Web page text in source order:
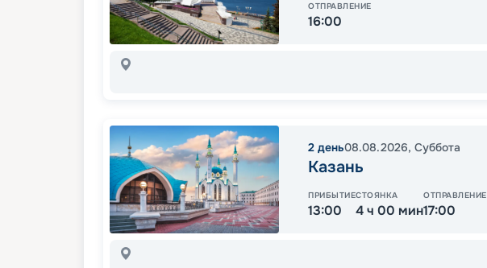
ОТПРАВЛЕНИЕ
16:00
2 день08.08.2026, Суббота
Казань
ПРИБЫТИЕ
13:00
СТОЯНКА
4 ч 00 мин
ОТПРАВЛЕНИЕ
17:00